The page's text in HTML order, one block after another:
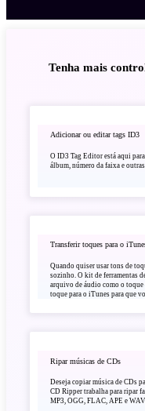
Tenha mais
Adicionar ou editar tags ID3
O ID3 Tag Editor está aqui
álbum, número da faixa e
Transferir toques para o
Quando quiser usar tons de
sozinho. O kit de ferramentas
arquivo de áudio como o toque
toque para o iTunes para que
Ripar músicas de CDs
Deseja copiar música de CDs
CD Ripper trabalha para ripar
MP3, OGG, FLAC, APE e